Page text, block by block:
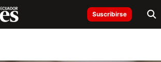
Suscribirse